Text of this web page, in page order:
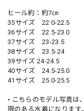
ヒール約：約7㎝
35サイズ 22.0-22.5
36サイズ 22.5-23.0
37サイズ 23-23.5
38サイズ 23.5-24
39サイズ 24-24.5
40サイズ 24.5-25.0
41サイズ 25.0-25.5
• こちらのモデル写真は
限のある水着になりま